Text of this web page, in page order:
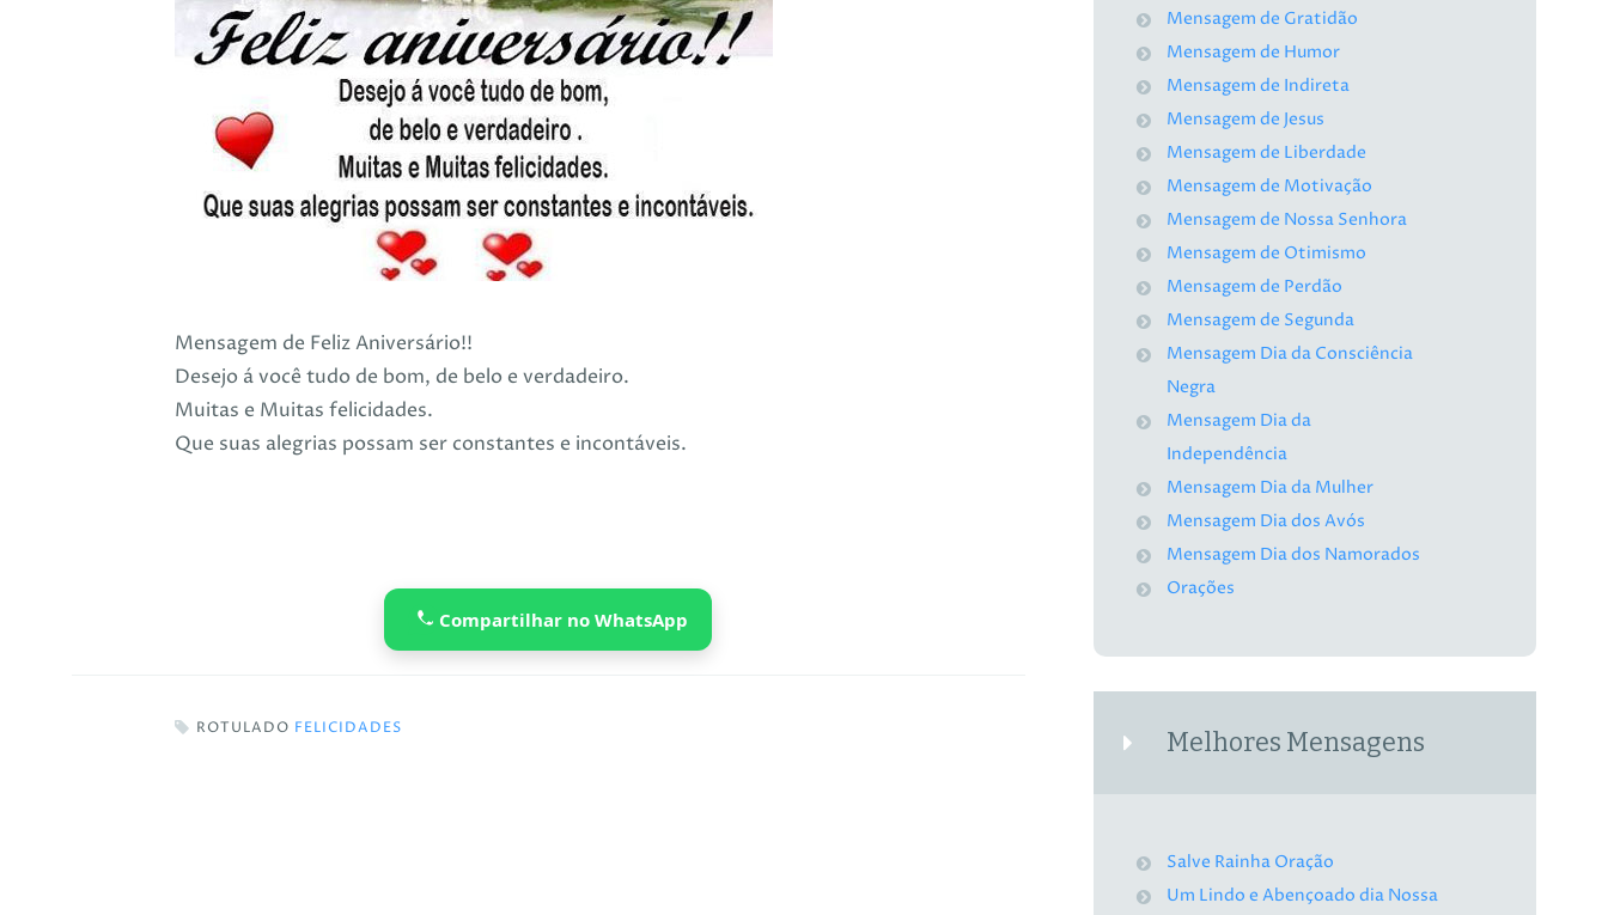
Mensagem de Feliz Aniversário!!
Desejo á você tudo de bom, de belo e verdadeiro.
Muitas e Muitas felicidades.
Que suas alegrias possam ser constantes e incontáveis.
Compartilhar no WhatsApp
ROTULADO FELICIDADES
Mensagem de Gratidão
Mensagem de Humor
Mensagem de Indireta
Mensagem de Jesus
Mensagem de Liberdade
Mensagem de Motivação
Mensagem de Nossa Senhora
Mensagem de Otimismo
Mensagem de Perdão
Mensagem de Segunda
Mensagem Dia da Consciência
Negra
Mensagem Dia da
Independência
Mensagem Dia da Mulher
Mensagem Dia dos Avós
Mensagem Dia dos Namorados
Orações
Melhores Mensagens
Salve Rainha Oração
Um Lindo e Abençoado dia Nossa